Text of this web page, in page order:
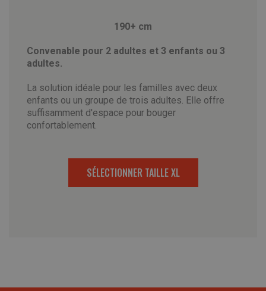
190+ cm
Convenable pour 2 adultes et 3 enfants ou 3
adultes.
La solution idéale pour les familles avec deux
enfants ou un groupe de trois adultes. Elle offre
suffisamment d'espace pour bouger
confortablement.
SÉLECTIONNER TAILLE XL